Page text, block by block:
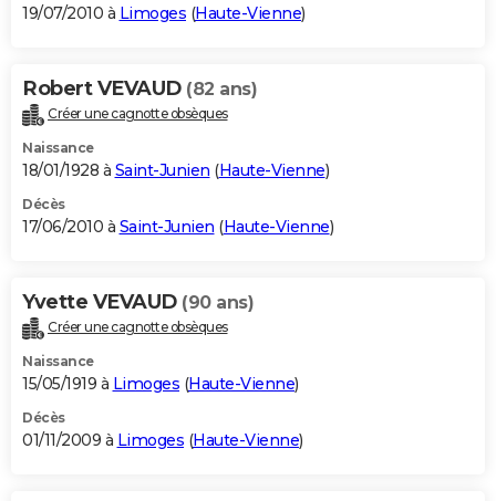
19/07/2010 à Limoges (Haute-Vienne)
Robert VEVAUD (82 ans)
Créer une cagnotte obsèques
Naissance
18/01/1928 à Saint-Junien (Haute-Vienne)
Décès
17/06/2010 à Saint-Junien (Haute-Vienne)
Yvette VEVAUD (90 ans)
Créer une cagnotte obsèques
Naissance
15/05/1919 à Limoges (Haute-Vienne)
Décès
01/11/2009 à Limoges (Haute-Vienne)